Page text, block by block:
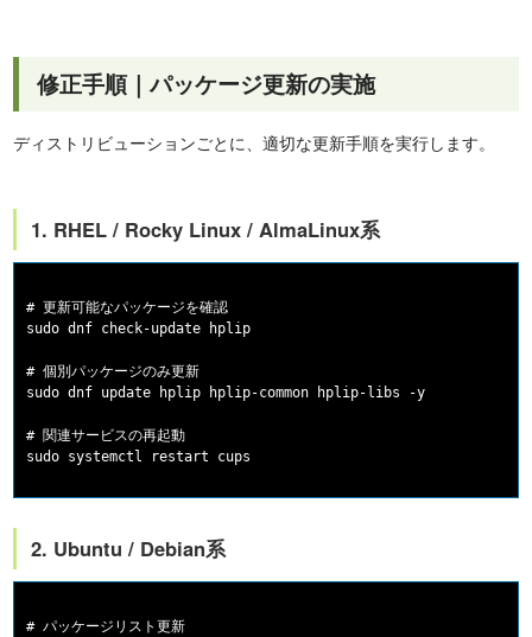
修正手順｜パッケージ更新の実施
ディストリビューションごとに、適切な更新手順を実行します。
1. RHEL / Rocky Linux / AlmaLinux系
# 更新可能なパッケージを確認
sudo dnf check-update hplip
# 個別パッケージのみ更新
sudo dnf update hplip hplip-common hplip-libs -y
# 関連サービスの再起動
2. Ubuntu / Debian系
# パッケージリスト更新